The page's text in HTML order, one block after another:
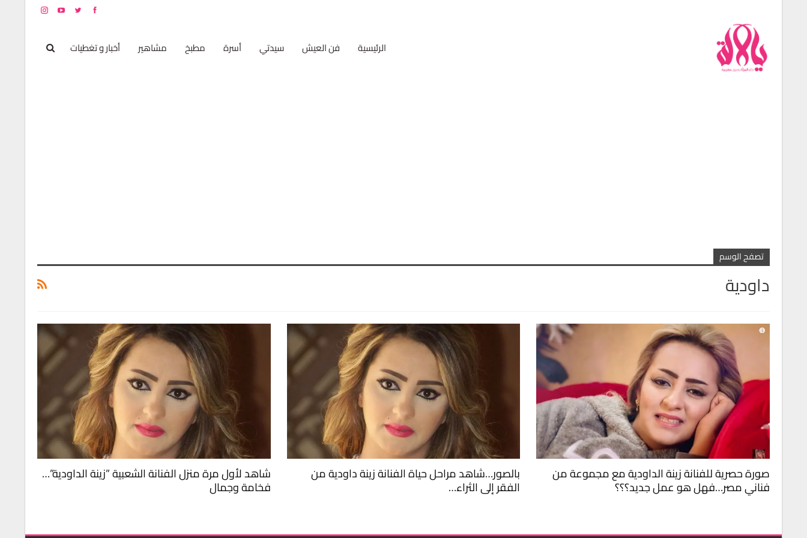
الرئيسية فن العيش سيدتي أسرة مطبخ مشاهير أخبار و تغطيات
تصفح الوسم
داودية
صورة حصرية للفنانة زينة الداودية مع مجموعة من
فناني مصر…فهل هو عمل جديد؟؟؟
بالصور…شاهد مراحل حياة الفنانة زينة داودية من
الفقر إلى الثراء…
شاهد لأول مرة منزل الفنانة الشعبية ”زينة الداودية”…
فخامة وجمال